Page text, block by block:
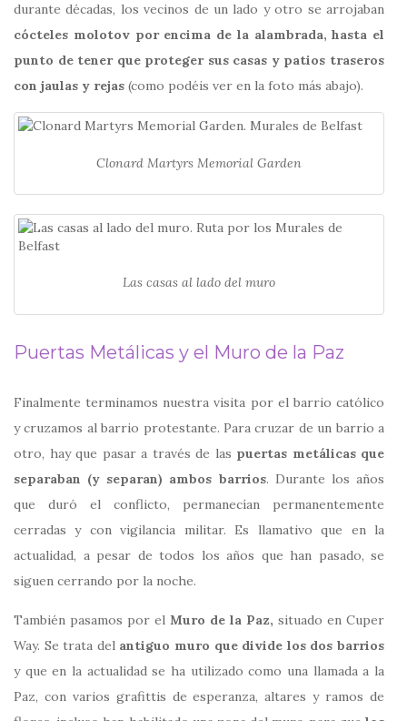
durante décadas, los vecinos de un lado y otro se arrojaban
cócteles molotov por encima de la alambrada, hasta el
punto de tener que proteger sus casas y patios traseros
con jaulas y rejas (como podéis ver en la foto más abajo).
Clonard Martyrs Memorial Garden
Las casas al lado del muro
Puertas Metálicas y el Muro de la Paz
Finalmente terminamos nuestra visita por el barrio católico
y cruzamos al barrio protestante. Para cruzar de un barrio a
otro, hay que pasar a través de las puertas metálicas que
separaban (y separan) ambos barrios. Durante los años
que duró el conflicto, permanecían permanentemente
cerradas y con vigilancia militar. Es llamativo que en la
actualidad, a pesar de todos los años que han pasado, se
siguen cerrando por la noche.
También pasamos por el Muro de la Paz, situado en Cuper
Way. Se trata del antiguo muro que divide los dos barrios
y que en la actualidad se ha utilizado como una llamada a la
Paz, con varios grafittis de esperanza, altares y ramos de